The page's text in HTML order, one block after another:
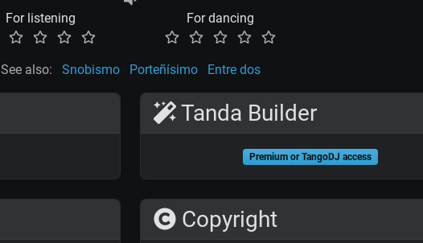
For listening For dancing
See also: Snobismo Porteñísimo Entre dos
Tanda Builder
Premium or TangoDJ access
Copyright